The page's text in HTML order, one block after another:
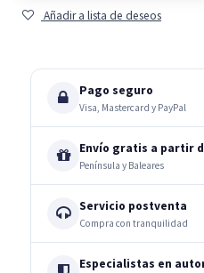
Añadir a lista de deseos
Pago seguro
Visa, Mastercard y PayPal
Envío gratis a partir
Península y Baleares
Servicio postventa
Compra con tranquilidad
Especialistas en